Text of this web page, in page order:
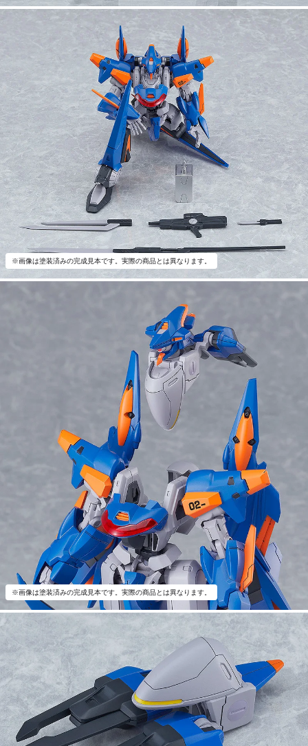
※画像は塗装済みの完成見本です。実際の商品とは異なります。
※画像は塗装済みの完成見本です。実際の商品とは異なります。